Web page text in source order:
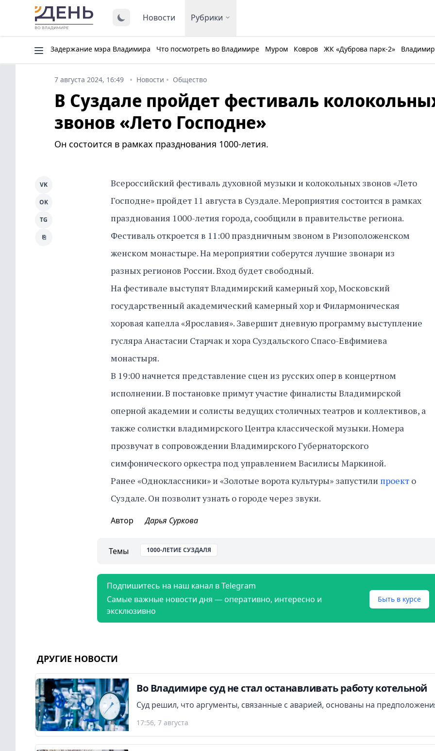
Новости Рубрики
Задержание мэра Владимира Что посмотреть во Владимире Муром Ковров ЖК «Дуброва парк-2»
7 августа 2024, 16:49 Новости Общество
В Суздале пройдет фестиваль
звонов «Лето Господне»
Он состоится в рамках празднования 1000-летия.
Всероссийский фестиваль духовной музыки и колокольных звонов «Лето
Господне» пройдет 11 августа в Суздале. Мероприятия состоится в рамках
празднования 1000-летия города, сообщили в правительстве региона.
Фестиваль откроется в 11:00 праздничным звоном в Ризоположенском
женском монастыре. На мероприятии соберутся лучшие звонари из
разных регионов России. Вход будет свободный.
На фестивале выступят Владимирский камерный хор, Московский
государственный академический камерный хор и Филармоническая
хоровая капелла «Ярославия». Завершит дневную программу выступление
гусляра Анастасии Старчак и хора Суздальского Спасо-Евфимиева
монастыря.
В 19:00 начнется представление сцен из русских опер в концертном
исполнении. В постановке примут участие финалисты Владимирской
оперной академии и солисты ведущих столичных театров и коллективов, а
также солистки владимирского Центра классической музыки. Номера
прозвучат в сопровождении Владимирского Губернаторского
симфонического оркестра под управлением Василисы Маркиной.
Ранее «Одноклассники» и «Золотые ворота культуры» запустили проект о
Суздале. Он позволит узнать о городе через звуки.
VK
OK
TG
⎘
Автор Дарья Суркова
Темы 1000-ЛЕТИЕ СУЗДАЛЯ
Подпишитесь на наш канал в Telegram
Самые важные новости дня — оперативно, интересно и
эксклюзивно
Быть в курсе
ДРУГИЕ НОВОСТИ
Во Владимире суд не стал останавливать работу котельной
Суд решил, что аргументы, связанные с аварией, основаны на
17:56, 7 августа